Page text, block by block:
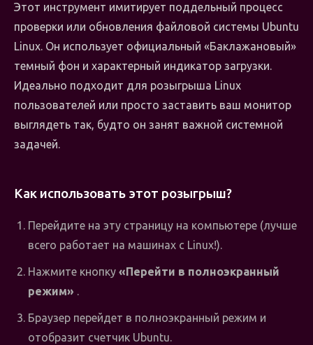
Этот инструмент имитирует поддельный процесс
проверки или обновления файловой системы Ubuntu
Linux. Он использует официальный «Баклажановый»
темный фон и характерный индикатор загрузки.
Идеально подходит для розыгрыша Linux
пользователей или просто заставить ваш монитор
выглядеть так, будто он занят важной системной
задачей.
Как использовать этот розыгрыш?
Перейдите на эту страницу на компьютере (лучше
всего работает на машинах с Linux!).
Нажмите кнопку «Перейти в полноэкранный
режим» .
Браузер перейдет в полноэкранный режим и
отобразит счетчик Ubuntu.